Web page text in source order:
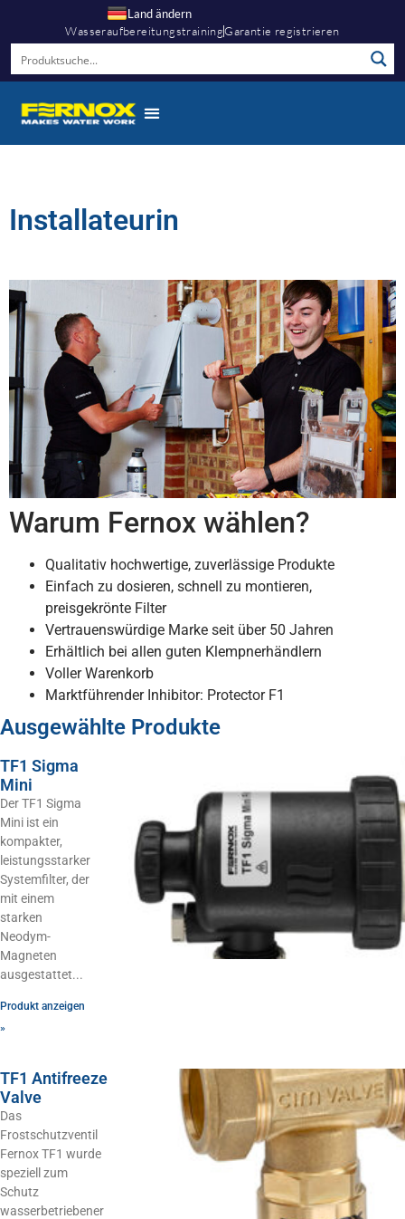
Land ändern
WasseraufbereitungstrainingGarantie registrieren
Installateurin
Warum Fernox wählen?
Qualitativ hochwertige, zuverlässige Produkte
Einfach zu dosieren, schnell zu montieren,
preisgekrönte Filter
Vertrauenswürdige Marke seit über 50 Jahren
Erhältlich bei allen guten Klempnerhändlern
Voller Warenkorb
Marktführender Inhibitor: Protector F1
Ausgewählte Produkte
TF1 Sigma
Mini
Der TF1 Sigma
Mini ist ein
kompakter,
leistungsstarker
Systemfilter, der
mit einem
starken
Neodym-
Magneten
ausgestattet
Produkt anzeigen
»
TF1 Antifreeze
Valve
Das
Frostschutzventil
Fernox TF1 wurde
speziell zum
Schutz
wasserbetriebener